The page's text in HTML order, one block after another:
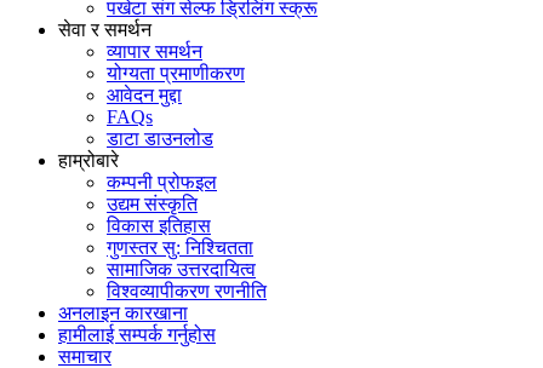
पखेटा संग सेल्फ ड्रिलिंग स्क्रू
सेवा र समर्थन
व्यापार समर्थन
योग्यता प्रमाणीकरण
आवेदन मुद्दा
FAQs
डाटा डाउनलोड
हाम्रोबारे
कम्पनी प्रोफइल
उद्यम संस्कृति
विकास इतिहास
गुणस्तर सु: निश्चितता
सामाजिक उत्तरदायित्व
विश्वव्यापीकरण रणनीति
अनलाइन कारखाना
हामीलाई सम्पर्क गर्नुहोस
समाचार